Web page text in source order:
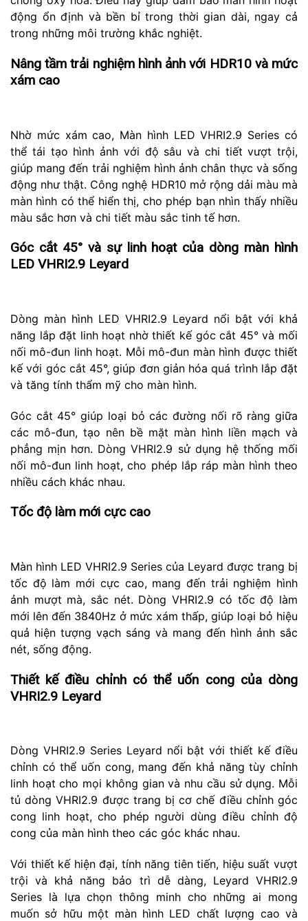
động ổn định và bền bỉ trong thời gian dài, ngay cả
trong những môi trường khắc nghiệt.
Nâng tầm trải nghiệm hình ảnh với HDR10 và mức
xám cao
Nhờ mức xám cao, Màn hình LED VHRI2.9 Series có
thể tái tạo hình ảnh với độ sâu và chi tiết vượt trội,
giúp mang đến trải nghiệm hình ảnh chân thực và sống
động như thật. Công nghệ HDR10 mở rộng dải màu mà
màn hình có thể hiển thị, cho phép bạn nhìn thấy nhiều
màu sắc hơn và chi tiết màu sắc tinh tế hơn.
Góc cắt 45° và sự linh hoạt của dòng màn hình
LED VHRI2.9 Leyard
Dòng màn hình LED VHRI2.9 Leyard nổi bật với khả
năng lắp đặt linh hoạt nhờ thiết kế góc cắt 45° và mối
nối mô-đun linh hoạt. Mỗi mô-đun màn hình được thiết
kế với góc cắt 45°, giúp đơn giản hóa quá trình lắp đặt
và tăng tính thẩm mỹ cho màn hình.
Góc cắt 45° giúp loại bỏ các đường nối rõ ràng giữa
các mô-đun, tạo nên bề mặt màn hình liền mạch và
phẳng mịn hơn. Dòng VHRI2.9 sử dụng hệ thống mối
nối mô-đun linh hoạt, cho phép lắp ráp màn hình theo
nhiều cách khác nhau.
Tốc độ làm mới cực cao
Màn hình LED VHRI2.9 Series của Leyard được trang bị
tốc độ làm mới cực cao, mang đến trải nghiệm hình
ảnh mượt mà, sắc nét. Dòng VHRI2.9 có tốc độ làm
mới lên đến 3840Hz ở mức xám thấp, giúp loại bỏ hiệu
quả hiện tượng vạch sáng và mang đến hình ảnh sắc
nét, sống động.
Thiết kế điều chỉnh có thể uốn cong của dòng
VHRI2.9 Leyard
Dòng VHRI2.9 Series Leyard nổi bật với thiết kế điều
chỉnh có thể uốn cong, mang đến khả năng tùy chỉnh
linh hoạt cho mọi không gian và nhu cầu sử dụng. Mỗi
tủ dòng VHRI2.9 được trang bị cơ chế điều chỉnh góc
cong linh hoạt, cho phép người dùng điều chỉnh độ
cong của màn hình theo các góc khác nhau.
Với thiết kế hiện đại, tính năng tiên tiến, hiệu suất vượt
trội và khả năng bảo trì dễ dàng, Leyard VHRI2.9
Series là lựa chọn thông minh cho những ai mong
muốn sở hữu một màn hình LED chất lượng cao và